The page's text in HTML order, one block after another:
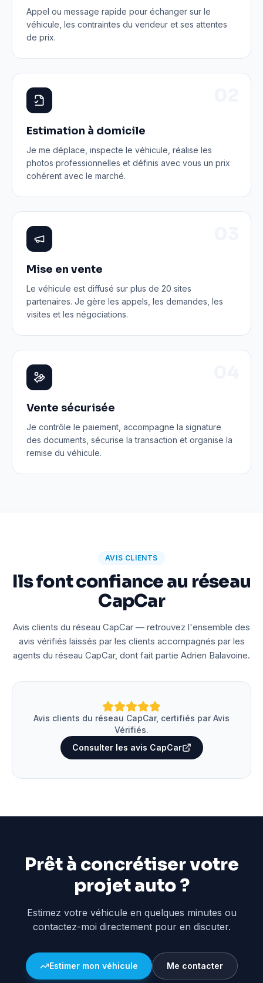
Appel ou message rapide pour échanger sur le
véhicule, les contraintes du vendeur et ses attentes
de prix.
Estimation à domicile
Je me déplace, inspecte le véhicule, réalise les
photos professionnelles et définis avec vous un prix
cohérent avec le marché.
Mise en vente
Le véhicule est diffusé sur plus de 20 sites
partenaires. Je gère les appels, les demandes, les
visites et les négociations.
Vente sécurisée
Je contrôle le paiement, accompagne la signature
des documents, sécurise la transaction et organise la
remise du véhicule.
AVIS CLIENTS
Ils font confiance au réseau
CapCar
Avis clients du réseau CapCar — retrouvez l'ensemble des
avis vérifiés laissés par les clients accompagnés par les
agents du réseau CapCar, dont fait partie Adrien Balavoine.
Avis clients du réseau CapCar, certifiés par Avis
Vérifiés.
Consulter les avis CapCar
Prêt à concrétiser votre
projet auto ?
Estimez votre véhicule en quelques minutes ou
contactez-moi directement pour en discuter.
Estimer mon véhicule Me contacter